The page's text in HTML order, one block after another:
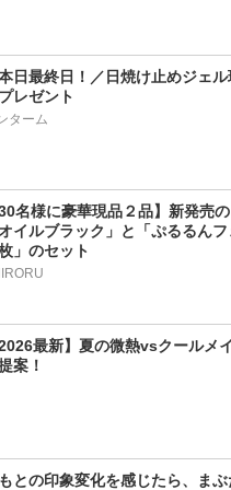
日最終日！／日焼け止めジェ
レゼント
ターム
30名様に豪華現品２品】新発売
イルブラック」と「ぷるるん
」のセット
2026最新】夏の微熱vsクールメ
案！
との印象変化を感じたら、ま